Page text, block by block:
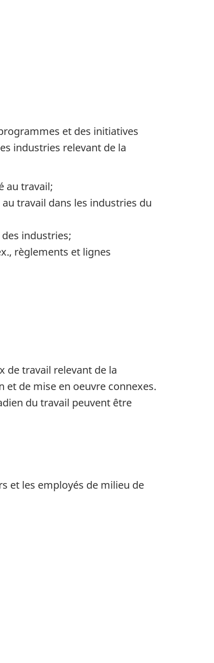
et des initiatives
industries relevant de la
au travail;
travail dans les industries du
industries;
règlements et lignes
de travail relevant de la
de mise en oeuvre connexes.
du travail peuvent être
et les employés de milieu de